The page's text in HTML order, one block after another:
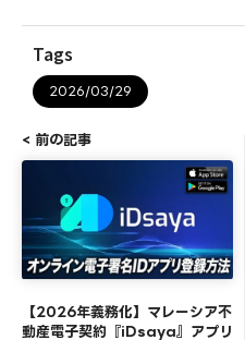
Tags
2026/03/29
< 前の記事
【2026年義務化】マレーシア不
動産電子契約『iDsaya』アプリ